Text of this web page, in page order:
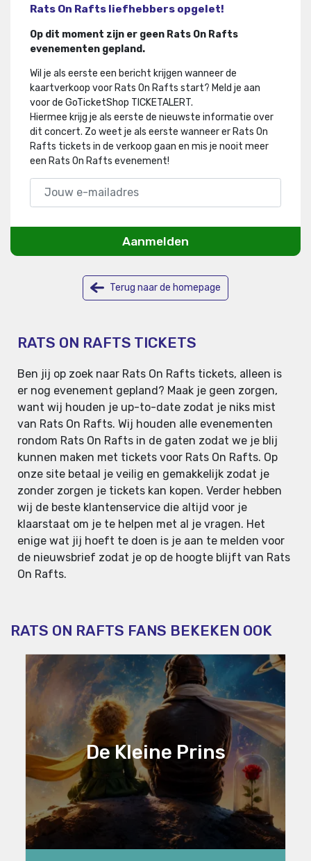
Rats On Rafts liefhebbers opgelet!
Op dit moment zijn er geen Rats On Rafts
evenementen gepland.
Wil je als eerste een bericht krijgen wanneer de
kaartverkoop voor Rats On Rafts start? Meld je aan
voor de GoTicketShop TICKETALERT.
Hiermee krijg je als eerste de nieuwste informatie over
dit concert. Zo weet je als eerste wanneer er Rats On
Rafts tickets in de verkoop gaan en mis je nooit meer
een Rats On Rafts evenement!
Aanmelden
Terug naar de homepage
RATS ON RAFTS TICKETS
Ben jij op zoek naar Rats On Rafts tickets, alleen is
er nog evenement gepland? Maak je geen zorgen,
want wij houden je up-to-date zodat je niks mist
van Rats On Rafts. Wij houden alle evenementen
rondom Rats On Rafts in de gaten zodat we je blij
kunnen maken met tickets voor Rats On Rafts. Op
onze site betaal je veilig en gemakkelijk zodat je
zonder zorgen je tickets kan kopen. Verder hebben
wij de beste klantenservice die altijd voor je
klaarstaat om je te helpen met al je vragen. Het
enige wat jij hoeft te doen is je aan te melden voor
de nieuwsbrief zodat je op de hoogte blijft van Rats
On Rafts.
RATS ON RAFTS FANS BEKEKEN OOK
De Kleine Prins